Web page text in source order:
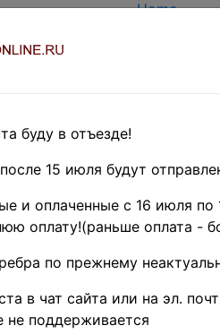
Home
TERMS
Home»
EUROPE »
Словения
♦♦
марки Словении
буду в отъезде!
15 июля будут
и оплаченные с 16 июля по
оплату!(раньше оплата -
по прежнему
в чат сайта или на эл.
не поддерживается